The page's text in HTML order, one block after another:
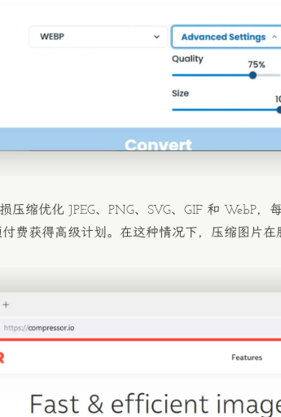
压缩优化 JPEG、PNG、SVG、GIF 和 WebP
费获得高级计划。在这种情况下，压缩图片